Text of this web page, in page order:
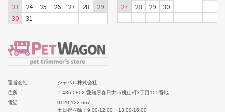
23
24 25 26 27 28
29
30
31
27
28 29 30
運営会社
ジャペル株式会社
住所
〒486-0802 愛知県春日井市桃山町3丁目105番地
電話
0120-122-667
土日祝を除く9:00-12:00・13:00-16:00